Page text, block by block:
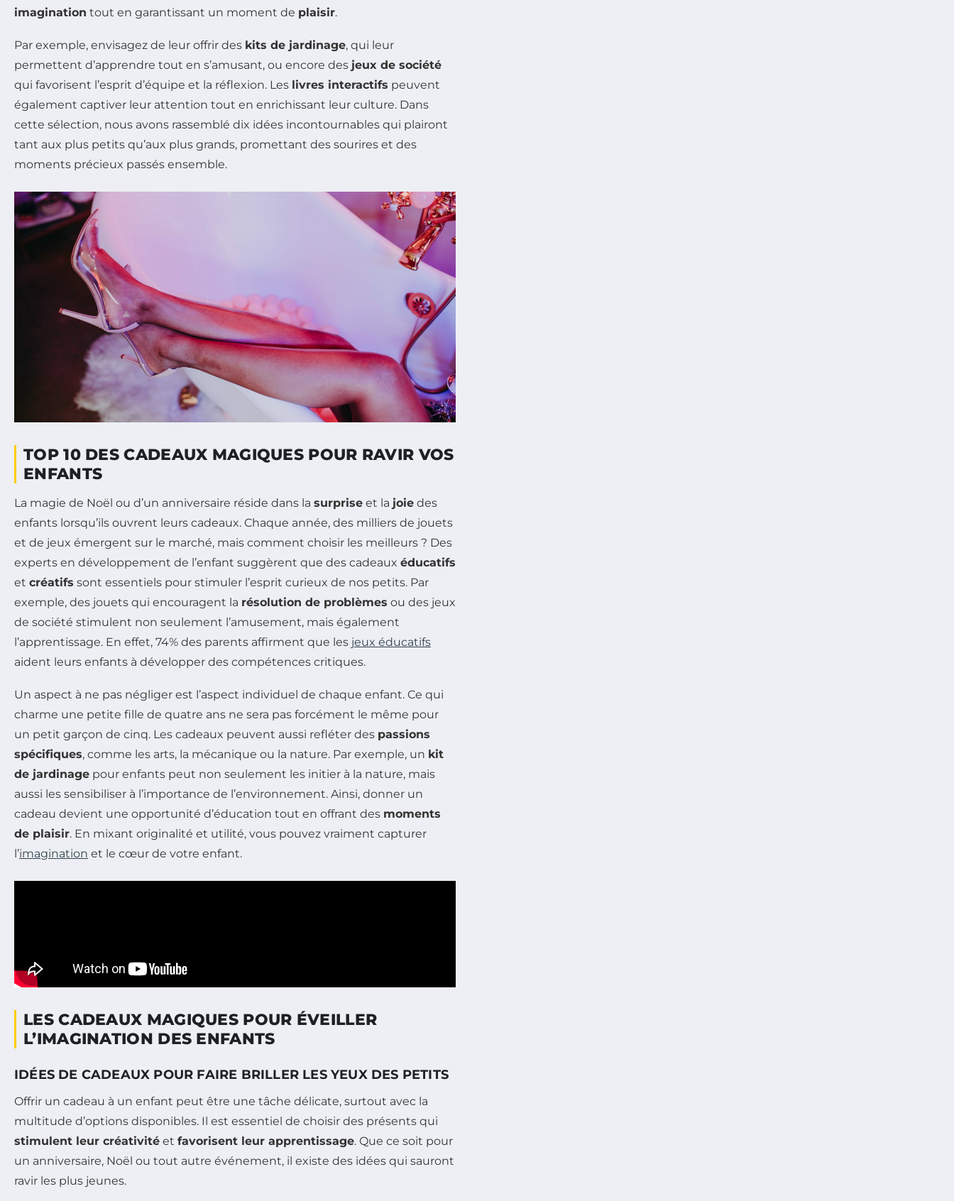
imagination tout en garantissant un moment de plaisir.
Par exemple, envisagez de leur offrir des kits de jardinage, qui leur
permettent d’apprendre tout en s’amusant, ou encore des jeux de société
qui favorisent l’esprit d’équipe et la réflexion. Les livres interactifs peuvent
également captiver leur attention tout en enrichissant leur culture. Dans
cette sélection, nous avons rassemblé dix idées incontournables qui plairont
tant aux plus petits qu’aux plus grands, promettant des sourires et des
moments précieux passés ensemble.
TOP 10 DES CADEAUX MAGIQUES POUR RAVIR VOS
ENFANTS
La magie de Noël ou d’un anniversaire réside dans la surprise et la joie des
enfants lorsqu’ils ouvrent leurs cadeaux. Chaque année, des milliers de jouets
et de jeux émergent sur le marché, mais comment choisir les meilleurs ? Des
experts en développement de l’enfant suggèrent que des cadeaux éducatifs
et créatifs sont essentiels pour stimuler l’esprit curieux de nos petits. Par
exemple, des jouets qui encouragent la résolution de problèmes ou des jeux
de société stimulent non seulement l’amusement, mais également
l’apprentissage. En effet, 74% des parents affirment que les jeux éducatifs
aident leurs enfants à développer des compétences critiques.
Un aspect à ne pas négliger est l’aspect individuel de chaque enfant. Ce qui
charme une petite fille de quatre ans ne sera pas forcément le même pour
un petit garçon de cinq. Les cadeaux peuvent aussi refléter des passions
spécifiques, comme les arts, la mécanique ou la nature. Par exemple, un kit
de jardinage pour enfants peut non seulement les initier à la nature, mais
aussi les sensibiliser à l’importance de l’environnement. Ainsi, donner un
cadeau devient une opportunité d’éducation tout en offrant des moments
de plaisir. En mixant originalité et utilité, vous pouvez vraiment capturer
l’imagination et le cœur de votre enfant.
LES CADEAUX MAGIQUES POUR ÉVEILLER
L’IMAGINATION DES ENFANTS
IDÉES DE CADEAUX POUR FAIRE BRILLER LES YEUX DES PETITS
Offrir un cadeau à un enfant peut être une tâche délicate, surtout avec la
multitude d’options disponibles. Il est essentiel de choisir des présents qui
stimulent leur créativité et favorisent leur apprentissage. Que ce soit pour
un anniversaire, Noël ou tout autre événement, il existe des idées qui sauront
ravir les plus jeunes.